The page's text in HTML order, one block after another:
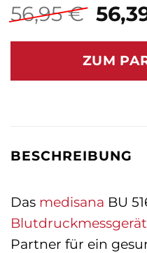
56,95€
Preis
war:
ZUM
BESCHREIBUNG
Das medisana BU
Blutdruckmessgerät
Partner für ein